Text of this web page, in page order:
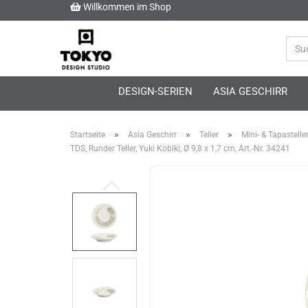
Willkommen im Shop
DESIGN-SERIEN ASIA GESCHIRR
Startseite » Asia Geschirr » Teller » Mini- &
TDS, Runder Teller, Yuki Kobiki, Ø 9,8 x 1,7 cm, Art.-Nr. 34241